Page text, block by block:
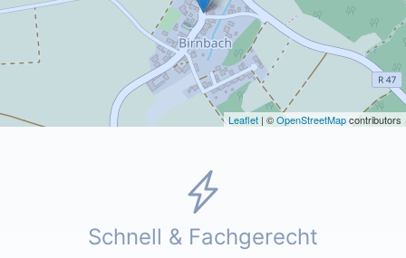
Leaflet | ©OpenStreetMapcontributors
Schnell & Fachgerecht